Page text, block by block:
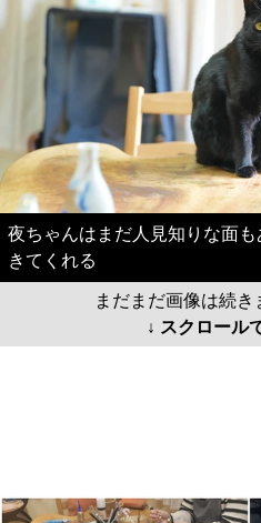
夜ちゃんはまだ人見知りな面
きてくれる
まだまだ画像は続き
↓ スクロール